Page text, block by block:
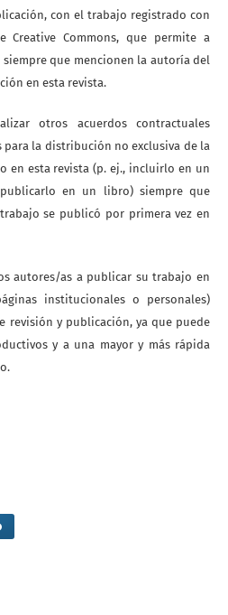
con el trabajo registrado con
Commons, que permite a
que mencionen la autoría del
en esta revista.
otros acuerdos contractuales
la distribución no exclusiva de la
en esta revista (p. ej., incluirlo en un
en un libro) siempre que
se publicó por primera vez en
autores/as a publicar su trabajo en
institucionales o personales)
revisión y publicación, ya que puede
y a una mayor y más rápida